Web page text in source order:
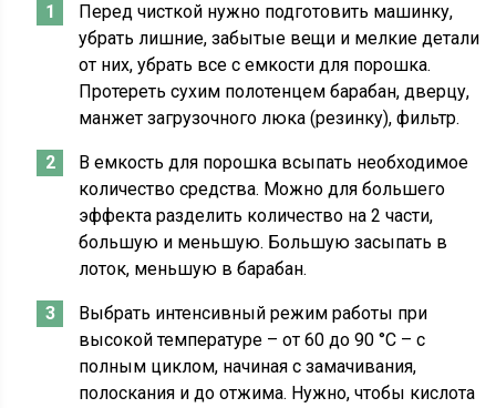
Перед чисткой нужно подготовить машинку,
убрать лишние, забытые вещи и мелкие детали
от них, убрать все с емкости для порошка.
Протереть сухим полотенцем барабан, дверцу,
манжет загрузочного люка (резинку), фильтр.
В емкость для порошка всыпать необходимое
количество средства. Можно для большего
эффекта разделить количество на 2 части,
большую и меньшую. Большую засыпать в
лоток, меньшую в барабан.
Выбрать интенсивный режим работы при
высокой температуре – от 60 до 90 °C – с
полным циклом, начиная с замачивания,
полоскания и до отжима. Нужно, чтобы кислота